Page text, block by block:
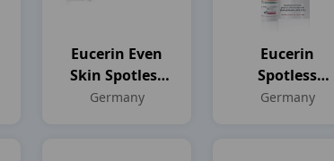
Eucerin Even
Skin Spotless
Brightening
Germany
Eucerin
Spotless
Brightening
Germany